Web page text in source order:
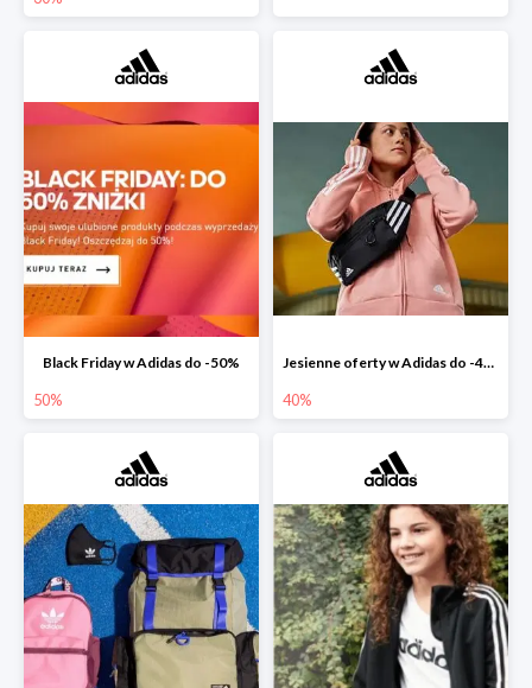
Black Friday w Adidas do -50%
50%
Jesienne oferty w Adidas do -40%
40%